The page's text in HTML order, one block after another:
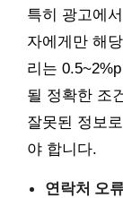
특히 광고에
자에게만 해
리는
될 정확한 조
잘못된 정보
야 합니다.
연락처 오